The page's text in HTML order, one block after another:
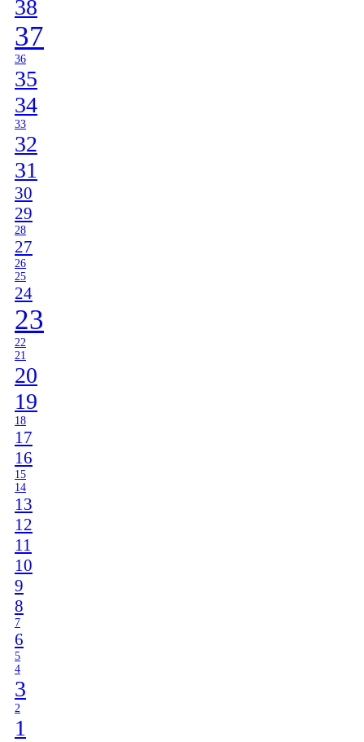
38
37
36
35
34
33
32
31
30
29
28
27
26
25
24
23
22
21
20
19
18
17
16
15
14
13
12
11
10
9
8
7
6
5
4
3
2
1